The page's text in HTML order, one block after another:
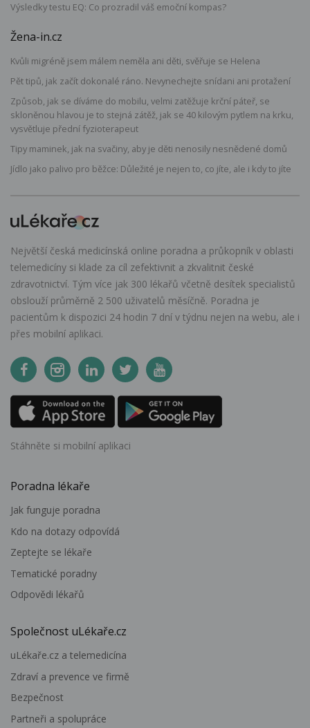
Výsledky testu EQ: Co prozradil váš emoční kompas?
Žena-in.cz
Kvůli migréně jsem málem neměla ani děti, svěřuje se Helena
Pět tipů, jak začít dokonalé ráno. Nevynechejte snídani ani protažení
Způsob, jak se díváme do mobilu, velmi zatěžuje krční páteř, se
skloněnou hlavou je to stejná zátěž, jak se 40 kilovým pytlem na krku,
vysvětluje přední fyzioterapeut
Tipy maminek, jak na svačiny, aby je děti nenosily nesnědené domů
Jídlo jako palivo pro běžce: Důležité je nejen to, co jíte, ale i kdy to jíte
Největší česká medicínská online poradna a průkopník v oblasti
telemedicíny si klade za cíl zefektivnit a zkvalitnit české
zdravotnictví. Tým více jak 300 lékařů včetně desítek specialistů
obslouží průměrně 2 500 uživatelů měsíčně. Poradna je
pacientům k dispozici 24 hodin 7 dní v týdnu nejen na webu, ale i
přes mobilní aplikaci.
Stáhněte si mobilní aplikaci
Poradna lékaře
Jak funguje poradna
Kdo na dotazy odpovídá
Zeptejte se lékaře
Tematické poradny
Odpovědi lékařů
Společnost uLékaře.cz
uLékaře.cz a telemedicína
Zdraví a prevence ve firmě
Bezpečnost
Partneři a spolupráce